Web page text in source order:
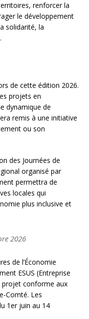
renforcer la
le développement
solidarité, la
de cette édition 2026.
projets en
dynamique de
remis à une initiative
ou son
des Journées de
organisé par
permettra de
locales qui
plus inclusive et
2026
de l’Économie
ESUS (Entreprise
projet conforme aux
Comté. Les
1er juin au 14